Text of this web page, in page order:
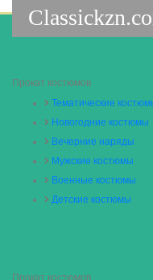
Прокат костюмов
Тематические
Новогодние костюмы
Вечерние наряды
Мужские костюмы
Военные костюмы
Детские костюмы
Прокат костюмов